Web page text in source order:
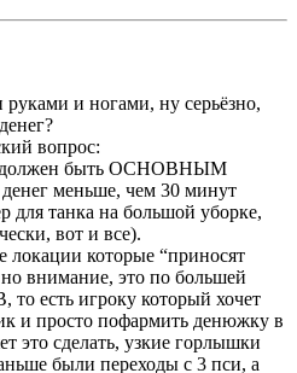
и ногами, ну серьёзно,
вопрос:
должен быть ОСНОВНЫМ
меньше, чем 30 минут
для танка на большой уборке,
вот и все).
локации которые “приносят
внимание, это по большей
есть игроку который хочет
и просто пофармить денюжку в
это сделать, узкие горлышки
были переходы с 3 пси, а